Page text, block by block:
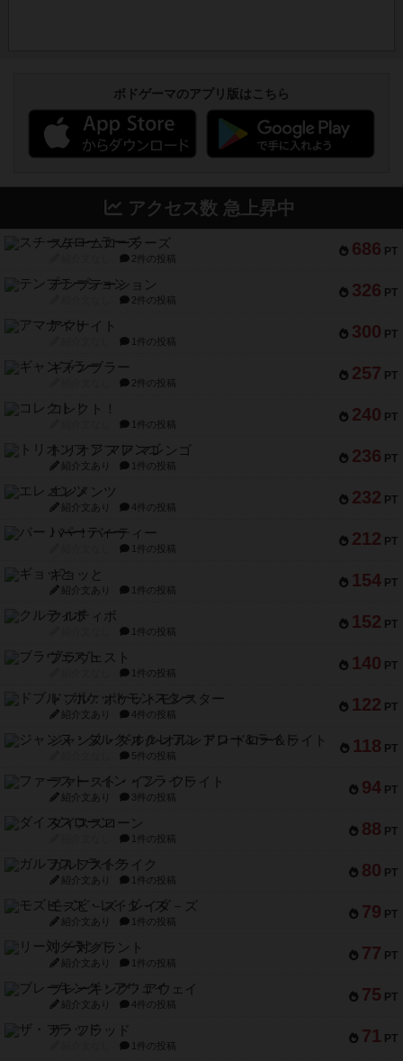
ボドゲーマのアプリ版はこちら
アクセス数 急上昇中
686 PT
スチームローラーズ
2件の投稿
326 PT
テンプテーション
2件の投稿
300 PT
アマナイト
1件の投稿
257 PT
ギャンブラー
2件の投稿
240 PT
コレクト！
1件の投稿
236 PT
トリオンフ ア マレンゴ
紹介文あり 1件の投稿
232 PT
エレメンツ
紹介文あり 4件の投稿
212 PT
バー！パーティー
1件の投稿
154 PT
ギョッと
紹介文あり 1件の投稿
152 PT
クルティボ
1件の投稿
140 PT
ブラヴェスト
1件の投稿
122 PT
ドブル：ポケットモンスター
紹介文あり 4件の投稿
118 PT
ジャンヌ・ダルク-オルレアン ドロー＆ライト
5件の投稿
94 PT
ファースト・イン・フライト
紹介文あり 3件の投稿
88 PT
ダイススローン
1件の投稿
80 PT
ガルフストライク
紹介文あり 1件の投稿
79 PT
モズビ－ズ・レイダ－ズ
紹介文あり 1件の投稿
77 PT
リー対グラント
紹介文あり 1件の投稿
75 PT
ブレーキング・アウェイ
紹介文あり 4件の投稿
71 PT
ザ・フラッド
1件の投稿